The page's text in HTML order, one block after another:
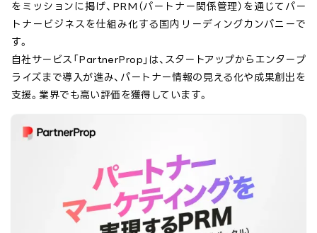
をミッションに掲げ、PRM（パートナー関係管理）を通じてパー
トナービジネスを仕組み化する国内リーディングカンパニーで
す。
自社サービス「PartnerProp」は、スタートアップからエンタープ
ライズまで導入が進み、パートナー情報の見える化や成果創出を
支援。業界でも高い評価を獲得しています。